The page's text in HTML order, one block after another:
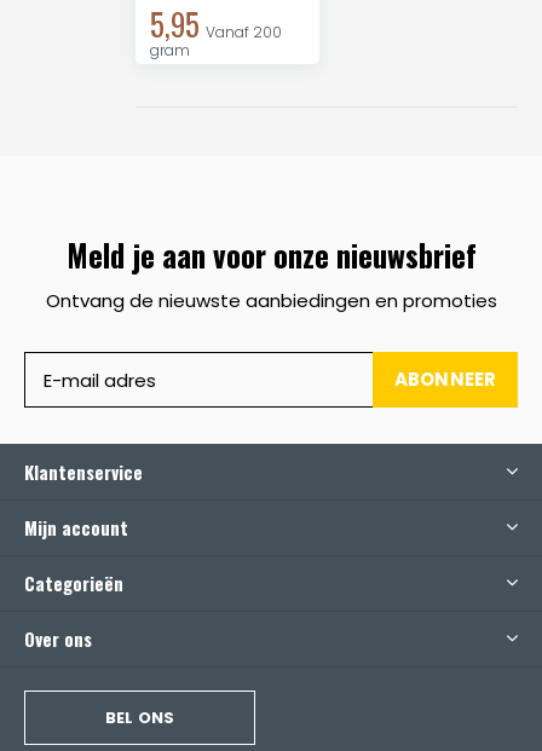
5,95 Vanaf 200
gram
Meld je aan voor onze nieuwsbrief
Ontvang de nieuwste aanbiedingen en promoties
ABONNEER
Klantenservice
Mijn account
Categorieën
Over ons
BEL ONS